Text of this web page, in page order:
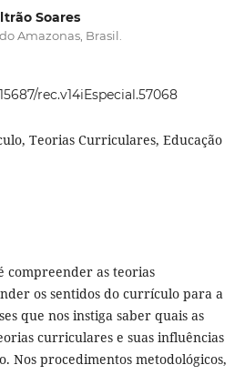
Soares
Amazonas, Brasil.
rec.v14iEspecial.57068
Teorias Curriculares, Educação
compreender as teorias
os sentidos do currículo para a
que nos instiga saber quais as
curriculares e suas influências
Nos procedimentos metodológicos,